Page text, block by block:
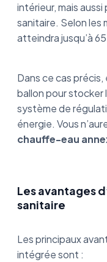
intérieur, mais
sanitaire. Selon les
atteindra jusqu’à 65
Dans ce cas précis,
ballon pour stocker
système de
énergie. Vous
chauffe-eau
Les avantages
sanitaire
Les principaux
intégrée sont :